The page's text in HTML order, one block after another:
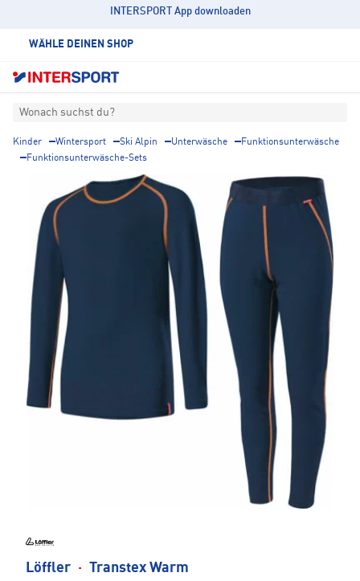
INTERSPORT App downloaden
WÄHLE DEINEN SHOP
Wonach suchst du?
Kinder Wintersport Ski Alpin Unterwäsche
Funktionsunterwäsche
Funktionsunterwäsche-Sets
Löffler · Transtex Warm